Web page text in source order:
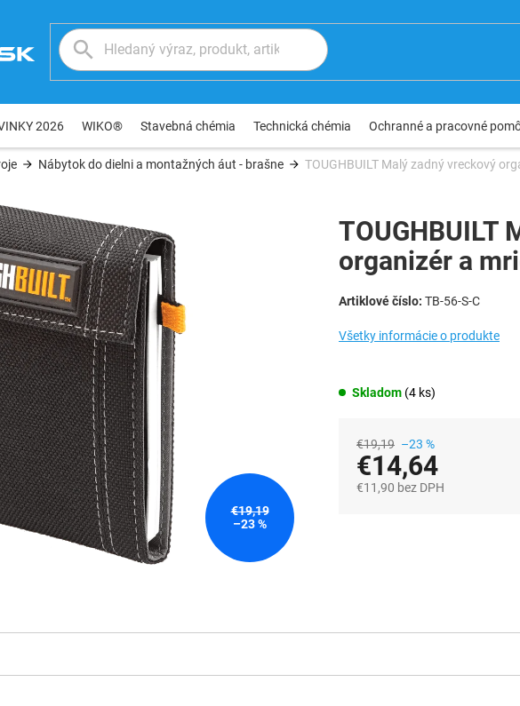
2026 WIKO® Stavebná chémia Technická chémia Ochranné a pracovné
Nábytok do dielni a montažných áut - brašne TOUGHBUILT Malý zadný vreckový
€19,19
–23 %
Skladom (4 ks)
Všetky informácie o produkte
TOUGHBUILT
organizér a
TB-56-S-C
€19,19 –23 %
€14,64
€11,90 bez DPH